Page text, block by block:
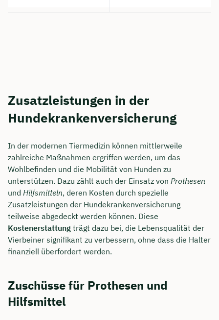
Zusatzleistungen in der
Hundekrankenversicherung
In der modernen Tiermedizin können mittlerweile
zahlreiche Maßnahmen ergriffen werden, um das
Wohlbefinden und die Mobilität von Hunden zu
unterstützen. Dazu zählt auch der Einsatz von Prothesen
und Hilfsmitteln, deren Kosten durch spezielle
Zusatzleistungen der Hundekrankenversicherung
teilweise abgedeckt werden können. Diese
Kostenerstattung trägt dazu bei, die Lebensqualität der
Vierbeiner signifikant zu verbessern, ohne dass die Halter
finanziell überfordert werden.
Zuschüsse für Prothesen und
Hilfsmittel